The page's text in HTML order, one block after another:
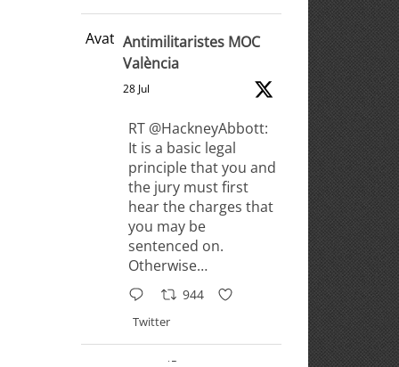
AvatarAntimilitaristes MOC
València
28 Jul
RT @HackneyAbbott:
It is a basic legal
principle that you and
the jury must first
hear the charges that
you may be
sentenced on.
Otherwise…
944
Twitter